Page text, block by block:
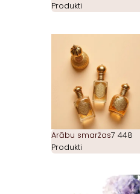
Produkti
Arābu smaržas7 448
Produkti